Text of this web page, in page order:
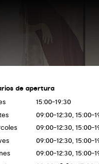
de apertura
15:00-19:30
09:00-12:30, 15:00-
09:00-12:30, 15:00-
09:00-12:30, 15:00-
09:00-12:30, 15:00-